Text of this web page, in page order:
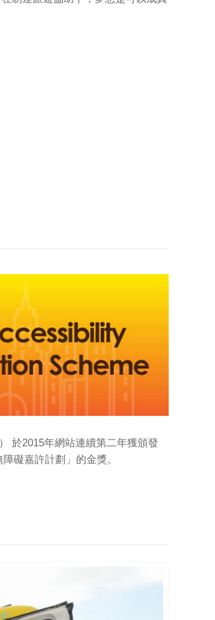
） 於2015年網站連續第二年獲頒發
礙嘉許計劃」的金獎。